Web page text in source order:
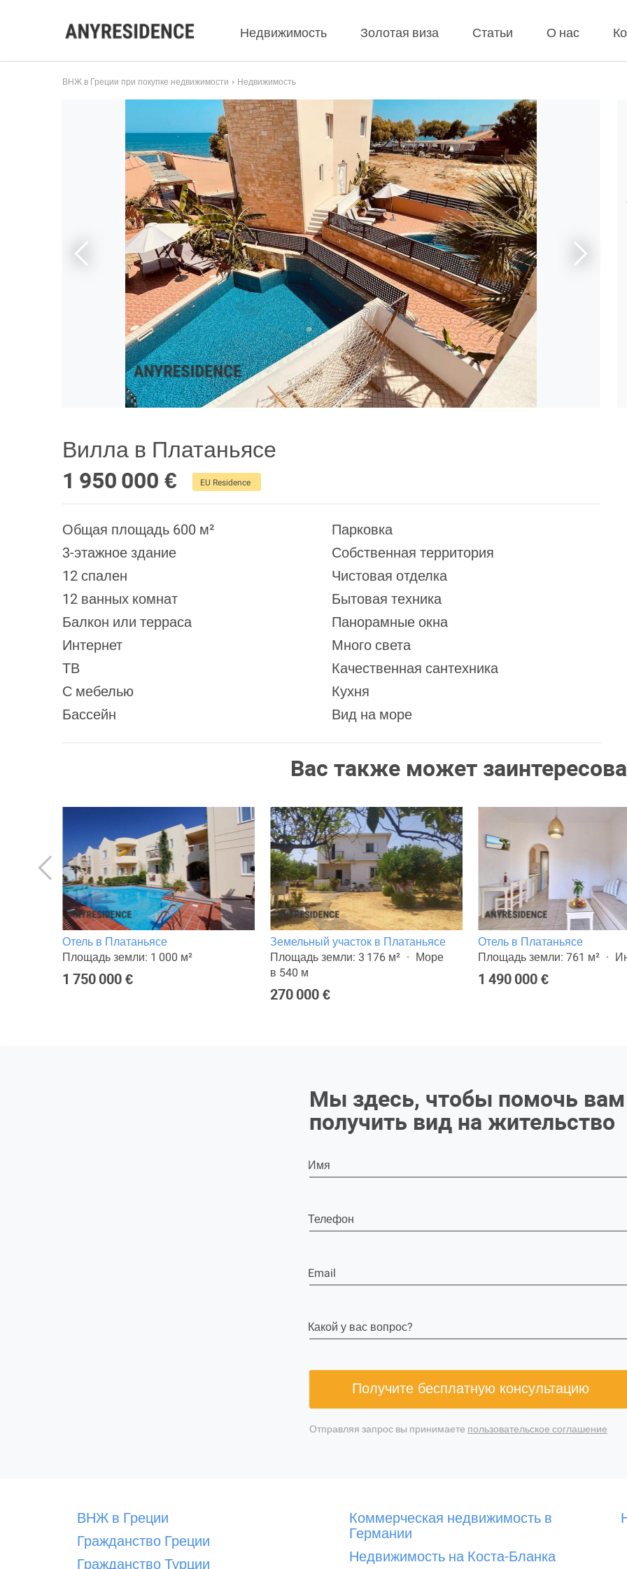
Недвижимость Золотая виза Статьи О нас
ВНЖ в Греции при покупке недвижимости Недвижимость
Вилла в Платаньясе
1 950 000 €
EU Residence
Общая площадь 600 м²
3-этажное здание
12 спален
12 ванных комнат
Балкон или терраса
Интернет
ТВ
С мебелью
Бассейн
Парковка
Собственная территория
Чистовая отделка
Бытовая техника
Панорамные окна
Много света
Качественная сантехника
Кухня
Вид на море
Вас также может
Отель в Платаньясе
Площадь земли: 1 000 м²
1 750 000 €
Земельный участок в Платаньясе
Площадь земли: 3 176 м²
Море
в 540 м
270 000 €
Отель в Платаньясе
Площадь земли: 761 м²
1 490 000 €
Мы здесь, чтобы помочь вам
получить вид на жительство
Имя
Телефон
Email
Какой у вас вопрос?
Получите бесплатную консультацию
Отправляя запрос вы принимаете пользовательское соглашение
ВНЖ в Греции
Гражданство Греции
Гражданство Турции
Коммерческая недвижимость в
Германии
Недвижимость на Коста-Бланка